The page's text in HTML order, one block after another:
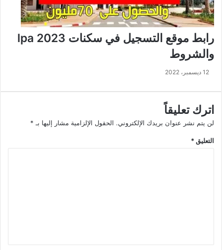
رابط موقع التسجيل في سكنات lpa 2023
والشروط
12 ديسمبر، 2022
اترك تعليقاً
لن يتم نشر عنوان بريدك الإلكتروني. الحقول الإلزامية مشار إليها بـ *
التعليق *